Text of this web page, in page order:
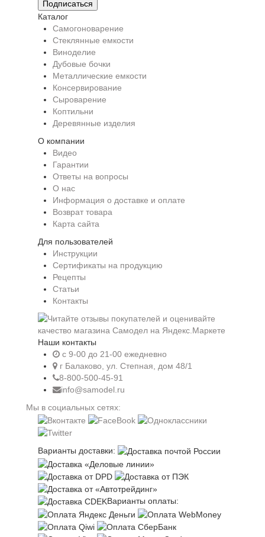
Каталог
Самогоноварение
Стеклянные емкости
Виноделие
Дубовые бочки
Металлические емкости
Консервирование
Сыроварение
Коптильни
Деревянные изделия
О компании
Видео
Гарантии
Ответы на вопросы
О нас
Информация о доставке и оплате
Возврат товара
Карта сайта
Для пользователей
Инструкции
Сертификаты на продукцию
Рецепты
Статьи
Контакты
Наши контакты
c 9-00 до 21-00 ежедневно
г Балаково, ул. Степная, дом 48/1
8-800-500-45-91
info@samodel.ru
Мы в социальных сетях:
Варианты доставки:
Варианты оплаты: